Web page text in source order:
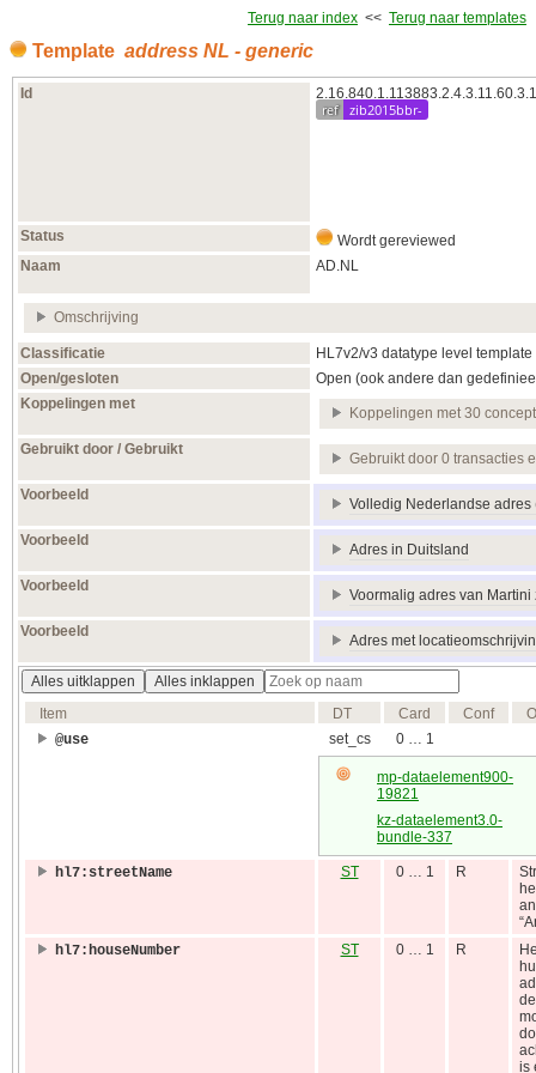
Terug naar index << Terug naar templates
Template address NL - generic
Id
ref zib2015bbr-
Status
Wordt gereviewed
Naam
AD.NL
Omschrijving
Classificatie
HL7v2/v3 datatype level template
Open/gesloten
Open (ook andere dan
Koppelingen met
Koppelingen met 30
Gebruikt door / Gebruikt
Gebruikt door 0 transacties
Voorbeeld
Volledig Nederlandse
Voorbeeld
Adres in Duitsland
Voorbeeld
Voormalig adres van Martini
Voorbeeld
Adres met
Alles uitklappen
Alles inklappen
Item
DT Card Conf
@use
set_cs 0 … 1
mp-dataelement900-
19821
kz-dataelement3.0-
bundle-337
hl7:streetName ST 0 … 1 R
hl7:houseNumber
ST 0 … 1 R
is